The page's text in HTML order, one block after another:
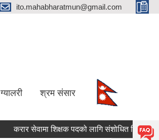
ito.mahabharatmun@gmail.com
ग्यालरी श्रम संसार
करार सेवामा शिक्षक पदको लागि संशोधित विज्ञापन।